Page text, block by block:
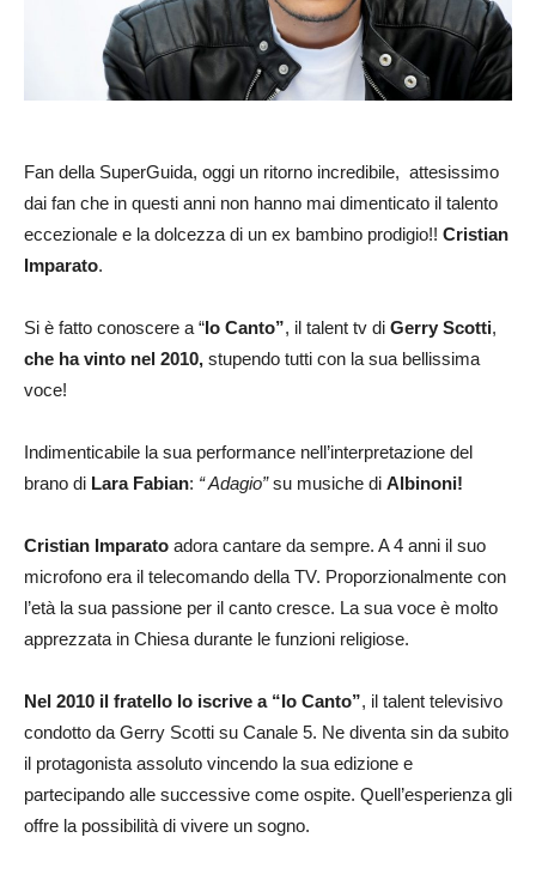
Fan della SuperGuida, oggi un ritorno incredibile, attesissimo
dai fan che in questi anni non hanno mai dimenticato il talento
eccezionale e la dolcezza di un ex bambino prodigio!! Cristian
Imparato.
Si è fatto conoscere a “Io Canto”, il talent tv di Gerry Scotti,
che ha vinto nel 2010, stupendo tutti con la sua bellissima
voce!
Indimenticabile la sua performance nell’interpretazione del
brano di Lara Fabian: “ Adagio”su musiche di Albinoni!
Cristian Imparato adora cantare da sempre. A 4 anni il suo
microfono era il telecomando della TV. Proporzionalmente con
l’età la sua passione per il canto cresce. La sua voce è molto
apprezzata in Chiesa durante le funzioni religiose.
Nel 2010 il fratello lo iscrive a “Io Canto”, il talent televisivo
condotto da Gerry Scotti su Canale 5. Ne diventa sin da subito
il protagonista assoluto vincendo la sua edizione e
partecipando alle successive come ospite. Quell’esperienza gli
offre la possibilità di vivere un sogno.